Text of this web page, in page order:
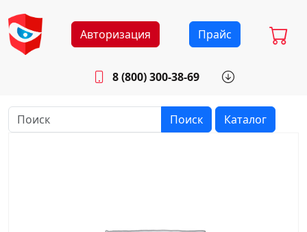
Авторизация Прайс
8 (800) 300-38-69
Будни: 8.30 - 17.00
Поиск Каталог